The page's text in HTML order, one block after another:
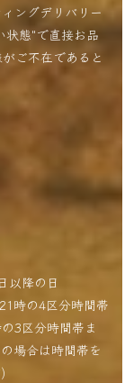
ングデリバリー
状態"で直接お品
ご不在であると
以降の日
時の4区分時間帯
3区分時間帯ま
場合は時間帯を